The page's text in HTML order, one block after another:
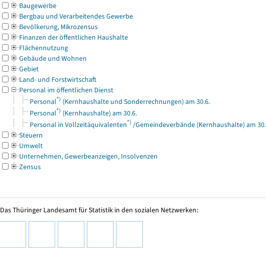
Baugewerbe
Bergbau und Verarbeitendes Gewerbe
Bevölkerung, Mikrozensus
Finanzen der öffentlichen Haushalte
Flächennutzung
Gebäude und Wohnen
Gebiet
Land- und Forstwirtschaft
Personal im öffentlichen Dienst
Personal*) (Kernhaushalte und Sonderrechnungen) am 30.6.
Personal*) (Kernhaushalte) am 30.6.
Personal in Vollzeitäquivalenten*) /Gemeindeverbände (Kernhaushalte) am
Steuern
Umwelt
Unternehmen, Gewerbeanzeigen, Insolvenzen
Zensus
Das Thüringer Landesamt für Statistik in den sozialen Netzwerken: